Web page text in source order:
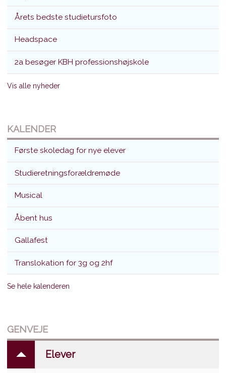
Årets bedste studietursfoto
Headspace
2a besøger KBH professionshøjskole
Vis alle nyheder
KALENDER
Første skoledag for nye elever
Studieretningsforældremøde
Musical
Åbent hus
Gallafest
Translokation for 3g og 2hf
Se hele kalenderen
GENVEJE
Elever